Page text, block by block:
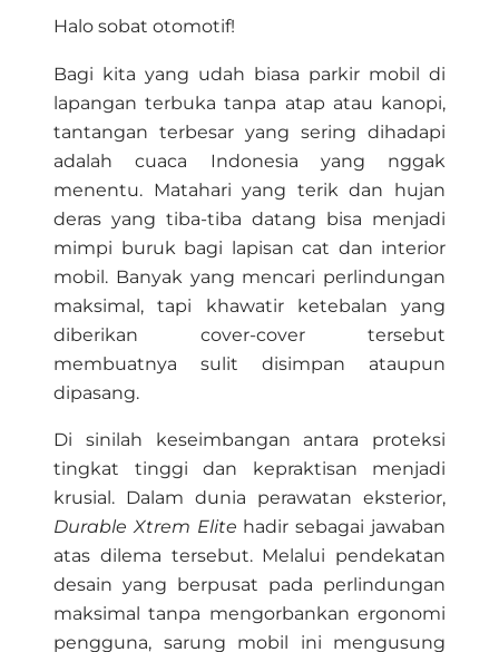
Halo sobat otomotif!
Bagi kita yang udah biasa parkir mobil di
lapangan terbuka tanpa atap atau kanopi,
tantangan terbesar yang sering dihadapi
adalah cuaca Indonesia yang nggak
menentu. Matahari yang terik dan hujan
deras yang tiba-tiba datang bisa menjadi
mimpi buruk bagi lapisan cat dan interior
mobil. Banyak yang mencari perlindungan
maksimal, tapi khawatir ketebalan yang
diberikan cover-cover tersebut
membuatnya sulit disimpan ataupun
dipasang.
Di sinilah keseimbangan antara proteksi
tingkat tinggi dan kepraktisan menjadi
krusial. Dalam dunia perawatan eksterior,
Durable Xtrem Elite hadir sebagai jawaban
atas dilema tersebut. Melalui pendekatan
desain yang berpusat pada perlindungan
maksimal tanpa mengorbankan ergonomi
pengguna, sarung mobil ini mengusung